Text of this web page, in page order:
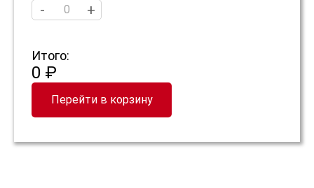
- +
Итого:
0 ₽
Перейти в корзину